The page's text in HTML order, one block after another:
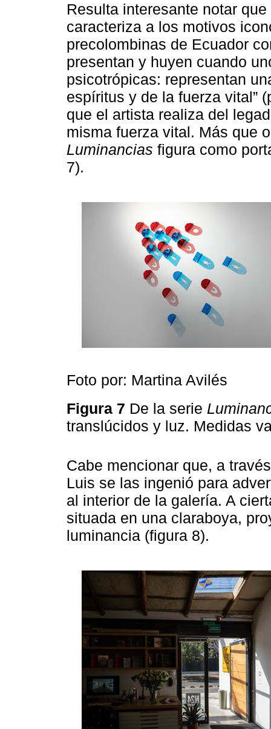
Resulta interesante notar
caracteriza a los motivos
precolombinas de Ecuador
presentan y huyen cuando
psicotrópicas: representan
espíritus y de la fuerza vital”
que el artista realiza del
misma fuerza vital. Más que
Luminancias figura como
7).
Foto por: Martina Avilés
Figura 7 De la serie
translúcidos y luz. Medidas
Cabe mencionar que, a
Luis se las ingenió para
al interior de la galería. A
situada en una claraboya,
luminancia (figura 8).